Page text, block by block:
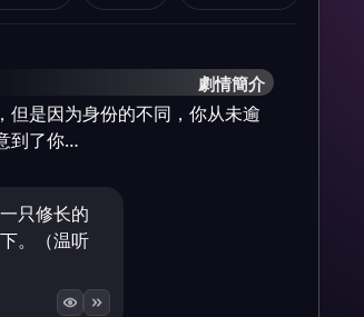
劇情簡介
但是因为身份的不同，你从未逾
到了你…
只修长的
。（温听